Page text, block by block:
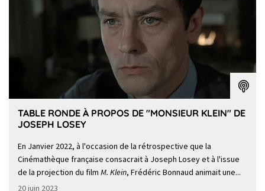
TABLE RONDE À PROPOS DE "MONSIEUR KLEIN" DE
JOSEPH LOSEY
En Janvier 2022, à l'occasion de la rétrospective que la
Cinémathèque française consacrait à Joseph Losey et à l'issue
de la projection du film M. Klein, Frédéric Bonnaud animait une...
20 juin 2023